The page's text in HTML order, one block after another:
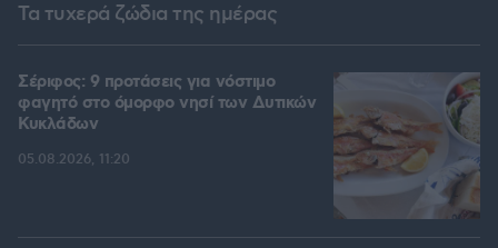
Τα τυχερά ζώδια της ημέρας
Σέριφος: 9 προτάσεις για νόστιμο
φαγητό στο όμορφο νησί των Δυτικών
Κυκλάδων
05.08.2026, 11:20